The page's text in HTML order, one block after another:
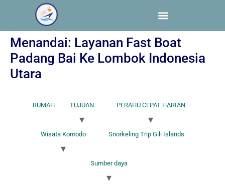
Menandai: Layanan Fast Boat
Padang Bai Ke Lombok Indonesia
Utara
RUMAH TUJUAN PERAHU CEPAT HARIAN
Wisata Komodo Snorkeling Trip Gili Islands
Sumber daya